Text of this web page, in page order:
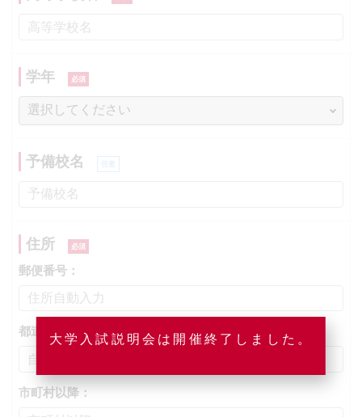
大学入試説明会は開催終了しました。
学年
予備校名
住所
郵便番号：
都道府県：
市町村以降：